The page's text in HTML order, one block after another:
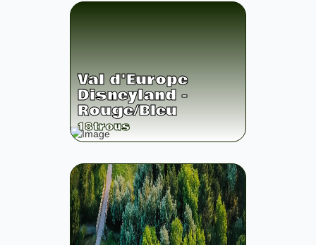
Val d'Europe
Disneyland -
Rouge/Bleu
18trous